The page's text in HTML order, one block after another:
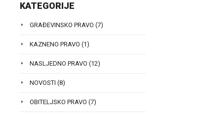
KATEGORIJE
GRAĐEVINSKO PRAVO (7)
KAZNENO PRAVO (1)
NASLJEDNO PRAVO (12)
NOVOSTI (8)
OBITELJSKO PRAVO (7)